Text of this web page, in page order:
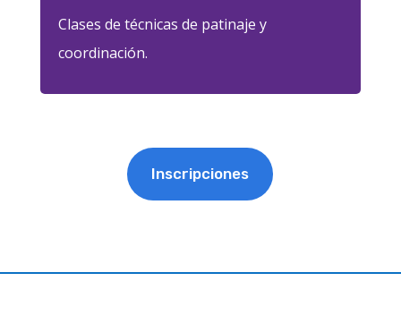
Clases de técnicas de patinaje y
coordinación.
Inscripciones